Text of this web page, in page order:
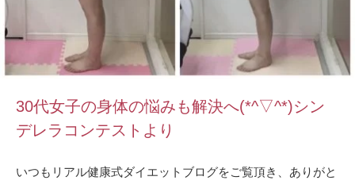
30代女子の身体の悩みも解決へ(*^▽^*)シン
デレラコンテストより
いつもリアル健康式ダイエットブログをご覧頂き、ありがと